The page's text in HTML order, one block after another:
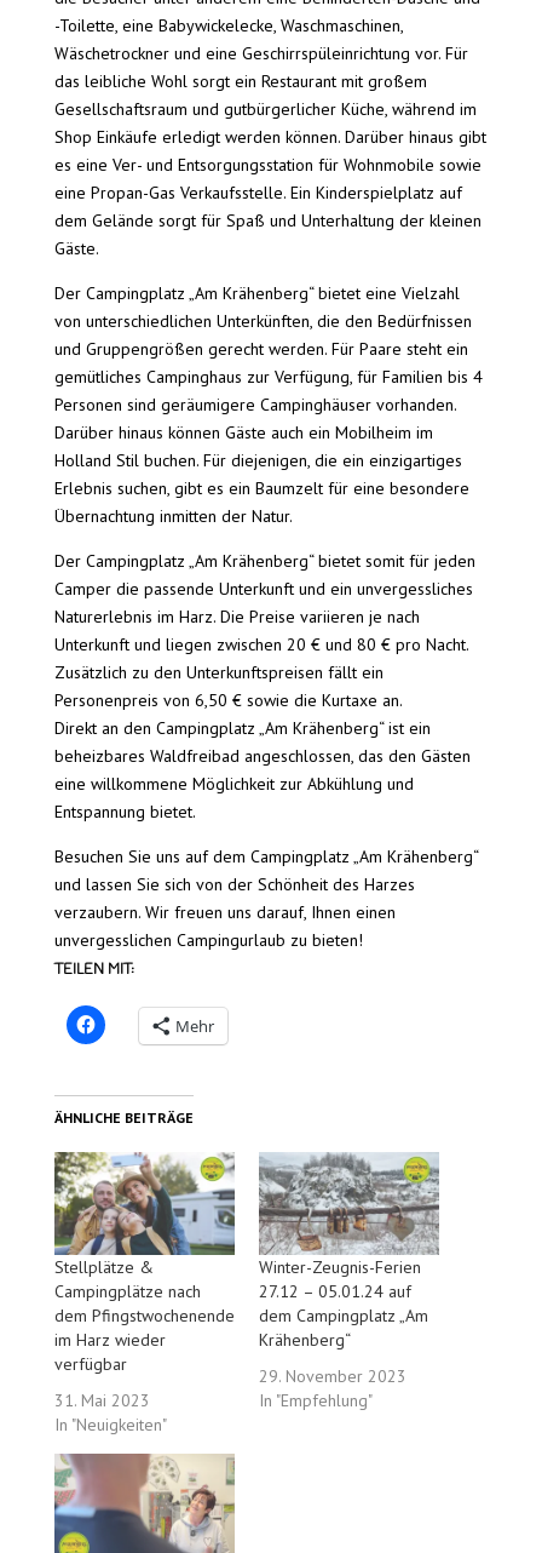
-Toilette, eine Babywickelecke, Waschmaschinen,
Wäschetrockner und eine Geschirrspüleinrichtung vor. Für
das leibliche Wohl sorgt ein Restaurant mit großem
Gesellschaftsraum und gutbürgerlicher Küche, während im
Shop Einkäufe erledigt werden können. Darüber hinaus gibt
es eine Ver- und Entsorgungsstation für Wohnmobile sowie
eine Propan-Gas Verkaufsstelle. Ein Kinderspielplatz auf
dem Gelände sorgt für Spaß und Unterhaltung der kleinen
Gäste.
Der Campingplatz „Am Krähenberg“ bietet eine Vielzahl
von unterschiedlichen Unterkünften, die den Bedürfnissen
und Gruppengrößen gerecht werden. Für Paare steht ein
gemütliches Campinghaus zur Verfügung, für Familien bis 4
Personen sind geräumigere Campinghäuser vorhanden.
Darüber hinaus können Gäste auch ein Mobilheim im
Holland Stil buchen. Für diejenigen, die ein einzigartiges
Erlebnis suchen, gibt es ein Baumzelt für eine besondere
Übernachtung inmitten der Natur.
Der Campingplatz „Am Krähenberg“ bietet somit für jeden
Camper die passende Unterkunft und ein unvergessliches
Naturerlebnis im Harz. Die Preise variieren je nach
Unterkunft und liegen zwischen 20 € und 80 € pro Nacht.
Zusätzlich zu den Unterkunftspreisen fällt ein
Personenpreis von 6,50 € sowie die Kurtaxe an.
Direkt an den Campingplatz „Am Krähenberg“ ist ein
beheizbares Waldfreibad angeschlossen, das den Gästen
eine willkommene Möglichkeit zur Abkühlung und
Entspannung bietet.
Besuchen Sie uns auf dem Campingplatz „Am Krähenberg“
und lassen Sie sich von der Schönheit des Harzes
verzaubern. Wir freuen uns darauf, Ihnen einen
unvergesslichen Campingurlaub zu bieten!
TEILEN MIT:
Mehr
ÄHNLICHE BEITRÄGE
Stellplätze &
Campingplätze nach
dem Pfingstwochenende
im Harz wieder
verfügbar
31. Mai 2023
In "Neuigkeiten"
Winter-Zeugnis-Ferien
27.12 – 05.01.24 auf
dem Campingplatz „Am
Krähenberg“
29. November 2023
In "Empfehlung"